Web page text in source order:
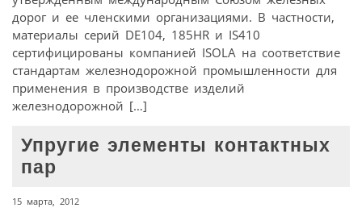
дорог и ее членскими организациями. В частности,
материалы серий DE104, 185HR и IS410
сертифицированы компанией ISOLA на соответствие
стандартам железнодорожной промышленности для
применения в производстве изделий
железнодорожной […]
Упругие элементы контактных
пар
15 марта, 2012